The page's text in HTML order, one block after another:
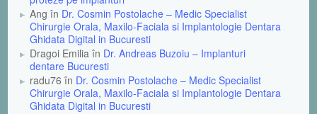
Ang în Dr. Cosmin Postolache – Medic Specialist
Chirurgie Orala, Maxilo-Faciala si Implantologie Dentara
Ghidata Digital in Bucuresti
Dragoi Emilia în Dr. Andreas Buzoiu – Implanturi
dentare Bucuresti
radu76 în Dr. Cosmin Postolache – Medic Specialist
Chirurgie Orala, Maxilo-Faciala si Implantologie Dentara
Ghidata Digital in Bucuresti